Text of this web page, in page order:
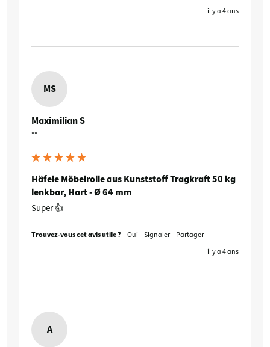
il y a 4 ans
MS
Maximilian S
""
Häfele Möbelrolle aus Kunststoff Tragkraft 50 kg
lenkbar, Hart - Ø 64 mm
Super 👍
Trouvez-vous cet avis utile ? Oui Signaler
Partager
il y a 4 ans
A